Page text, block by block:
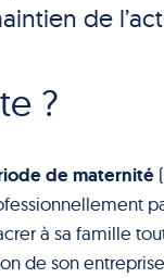
de
?
de maternité
à sa famille
de son entreprise.